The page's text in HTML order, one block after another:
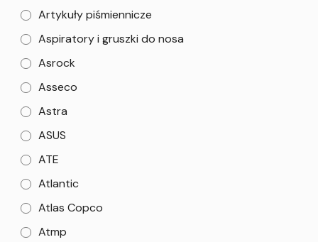
Artykuły piśmiennicze
Aspiratory i gruszki do nosa
Asrock
Asseco
Astra
ASUS
ATE
Atlantic
Atlas Copco
Atmp